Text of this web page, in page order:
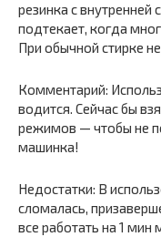
резинка с внутренней
подтекает, когда
При обычной стирке
Комментарий:
водится. Сейчас бы
режимов — чтобы не
машинка!
Недостатки: В
сломалась,
все работать на 1